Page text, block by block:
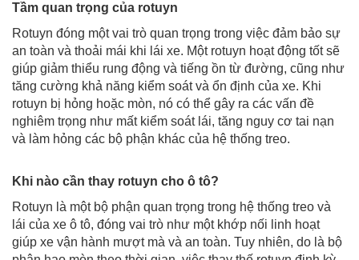
Tầm quan trọng của rotuyn
Rotuyn đóng một vai trò quan trọng trong việc đảm bảo sự
an toàn và thoải mái khi lái xe. Một rotuyn hoạt động tốt sẽ
giúp giảm thiểu rung động và tiếng ồn từ đường, cũng như
tăng cường khả năng kiểm soát và ổn định của xe. Khi
rotuyn bị hỏng hoặc mòn, nó có thể gây ra các vấn đề
nghiêm trọng như mất kiểm soát lái, tăng nguy cơ tai nạn
và làm hỏng các bộ phận khác của hệ thống treo.
Khi nào cần thay rotuyn cho ô tô?
Rotuyn là một bộ phận quan trọng trong hệ thống treo và
lái của xe ô tô, đóng vai trò như một khớp nối linh hoạt
giúp xe vận hành mượt mà và an toàn. Tuy nhiên, do là bộ